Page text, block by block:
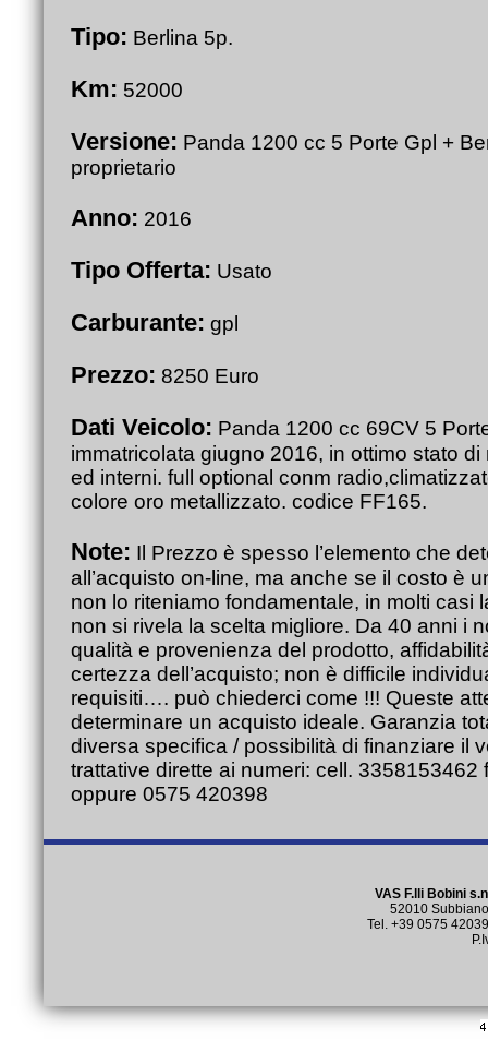
Tipo: Berlina 5p.
Km: 52000
Versione: Panda 1200 cc 5 Porte Gpl +
proprietario
Anno: 2016
Tipo Offerta: Usato
Carburante: gpl
Prezzo: 8250 Euro
Dati Veicolo: Panda 1200 cc 69CV 5
immatricolata giugno 2016, in ottimo stato
ed interni. full optional conm
colore oro metallizzato. codice FF165.
Note: Il Prezzo è spesso l’elemento che
all’acquisto on-line, ma anche se il costo è
non lo riteniamo fondamentale, in molti casi
non si rivela la scelta migliore. Da 40 anni i
qualità e provenienza del prodotto,
certezza dell’acquisto; non è difficile
requisiti…. può chiederci come !!! Queste
determinare un acquisto ideale. Garanzia
diversa specifica / possibilità di finanziare il
trattative dirette ai numeri: cell.
oppure 0575 420398
VAS F.lli Bobini
52010
Tel. +39 0575